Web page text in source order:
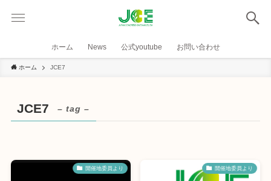
ホーム News 公式youtube お問い合わせ
ホーム JCE7
JCE7 – tag –
開催地委員より 開催地委員より